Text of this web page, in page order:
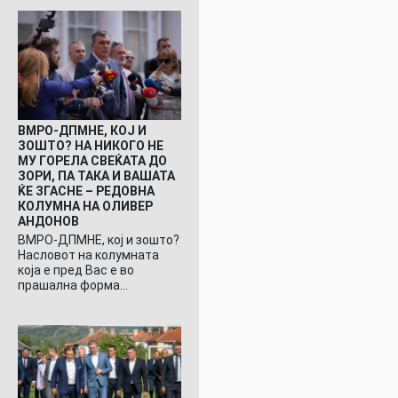
ВМРО-ДПМНЕ, КОЈ И
ЗОШТО? НА НИКОГО НЕ
МУ ГОРЕЛА СВЕЌАТА ДО
ЗОРИ, ПА ТАКА И ВАШАТА
ЌЕ ЗГАСНЕ – РЕДОВНА
КОЛУМНА НА ОЛИВЕР
АНДОНОВ
ВМРО-ДПМНЕ, кој и зошто?
Насловот на колумната
која е пред Вас е во
прашална форма…